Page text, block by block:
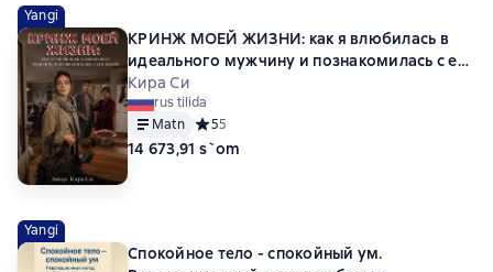
Yangi
КРИНЖ МОЕЙ ЖИЗНИ: как я влюбилась в
идеального мужчину и познакомилась с его
мамой
Кира Си
rus tilida
Matn
Средний рейтинг 5 на основе 5 оценок
55
14 673,91 s`om
Yangi
Спокойное тело - спокойный ум.